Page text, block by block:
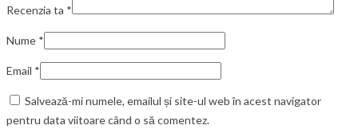
Recenzia ta *
Nume *
Email *
Salvează-mi numele, emailul și site-ul web în acest navigator
pentru data viitoare când o să comentez.